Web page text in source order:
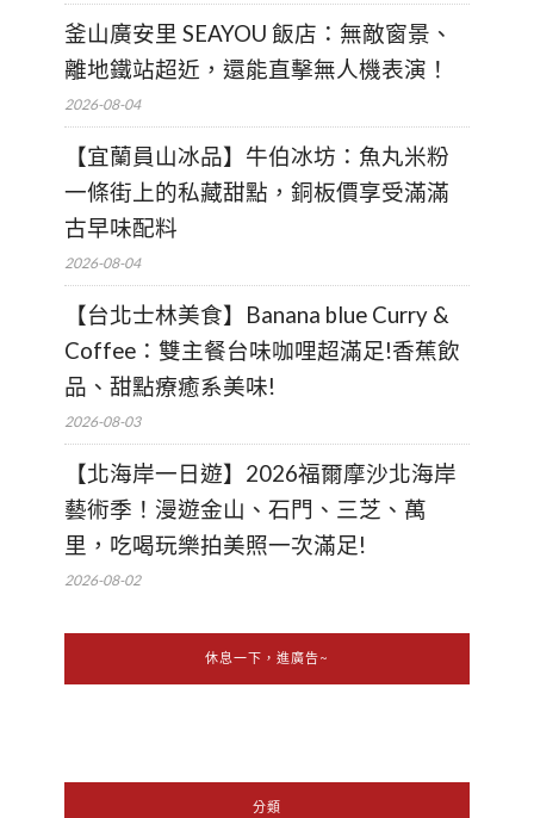
釜山廣安里 SEAYOU 飯店：無敵窗景、
離地鐵站超近，還能直擊無人機表演！
2026-08-04
【宜蘭員山冰品】牛伯冰坊：魚丸米粉
一條街上的私藏甜點，銅板價享受滿滿
古早味配料
2026-08-04
【台北士林美食】Banana blue Curry &
Coffee：雙主餐台味咖哩超滿足!香蕉飲
品、甜點療癒系美味!
2026-08-03
【北海岸一日遊】2026福爾摩沙北海岸
藝術季！漫遊金山、石門、三芝、萬
里，吃喝玩樂拍美照一次滿足!
2026-08-02
休息一下，進廣告~
分類